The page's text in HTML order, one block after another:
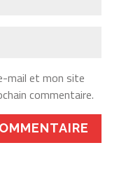
mail et mon site
commentaire.